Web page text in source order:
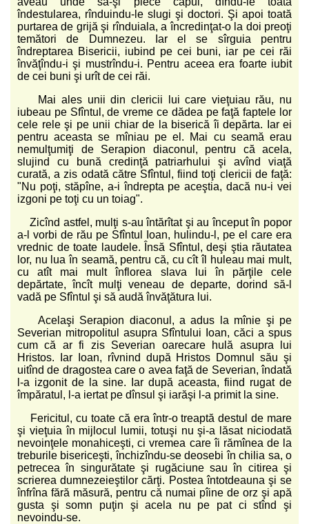
îndestularea, rînduindu-le slugi şi doctori. Şi apoi toată
purtarea de grijă şi rînduiala, a încredinţat-o la doi preoţi
temători de Dumnezeu. Iar el se sîrguia pentru
îndreptarea Bisericii, iubind pe cei buni, iar pe cei răi
învăţîndu-i şi mustrîndu-i. Pentru aceea era foarte iubit
de cei buni şi urît de cei răi.
Mai ales unii din clericii lui care vieţuiau rău, nu
iubeau pe Sfîntul, de vreme ce dădea pe faţă faptele lor
cele rele şi pe unii chiar de la biserică îi depărta. Iar ei
pentru aceasta se mîniau pe el. Mai cu seamă erau
nemulţumiţi de Serapion diaconul, pentru că acela,
slujind cu bună credinţă patriarhului şi avînd viaţă
curată, a zis odată către Sfîntul, fiind toţi clericii de faţă:
"Nu poţi, stăpîne, a-i îndrepta pe aceştia, dacă nu-i vei
izgoni pe toţi cu un toiag".
Zicînd astfel, mulţi s-au întărîtat şi au început în popor
a-l vorbi de rău pe Sfîntul Ioan, hulindu-l, pe el care era
vrednic de toate laudele. Însă Sfîntul, deşi ştia răutatea
lor, nu lua în seamă, pentru că, cu cît îl huleau mai mult,
cu atît mai mult înflorea slava lui în părţile cele
depărtate, încît mulţi veneau de departe, dorind să-l
vadă pe Sfîntul şi să audă învăţătura lui.
Acelaşi Serapion diaconul, a adus la mînie şi pe
Severian mitropolitul asupra Sfîntului Ioan, căci a spus
cum că ar fi zis Severian oarecare hulă asupra lui
Hristos. Iar Ioan, rîvnind după Hristos Domnul său şi
uitînd de dragostea care o avea faţă de Severian, îndată
l-a izgonit de la sine. Iar după aceasta, fiind rugat de
împăratul, l-a iertat pe dînsul şi iarăşi l-a primit la sine.
Fericitul, cu toate că era într-o treaptă destul de mare
şi vieţuia în mijlocul lumii, totuşi nu şi-a lăsat niciodată
nevoinţele monahiceşti, ci vremea care îi rămînea de la
treburile bisericeşti, închizîndu-se deosebi în chilia sa, o
petrecea în singurătate şi rugăciune sau în citirea şi
scrierea dumnezeieştilor cărţi. Postea întotdeauna şi se
înfrîna fără măsură, pentru că numai pîine de orz şi apă
gusta şi somn puţin şi acela nu pe pat ci stînd şi
nevoindu-se.